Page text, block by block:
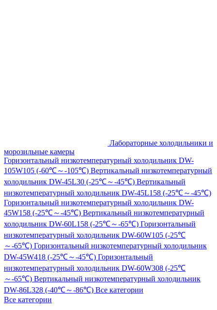
Лабораторные холодильники и
морозильные камеры
Горизонтальный низкотемпературный холодильник DW-
105W105 (-60℃～-105℃) Вертикальный низкотемпературный
холодильник DW-45L30 (-25℃～-45℃) Вертикальный
низкотемпературный холодильник DW-45L158 (-25℃～-45℃)
Горизонтальный низкотемпературный холодильник DW-
45W158 (-25℃～-45℃) Вертикальный низкотемпературный
холодильник DW-60L158 (-25℃～-65℃) Горизонтальный
низкотемпературный холодильник DW-60W105 (-25℃
～-65℃) Горизонтальный низкотемпературный холодильник
DW-45W418 (-25℃～-45℃) Горизонтальный
низкотемпературный холодильник DW-60W308 (-25℃
～-65℃) Вертикальный низкотемпературный холодильник
DW-86L328 (-40℃～-86℃) Все категории
Все категории